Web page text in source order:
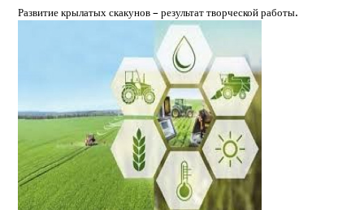
Развитие крылатых скакунов – результат творческой работы.